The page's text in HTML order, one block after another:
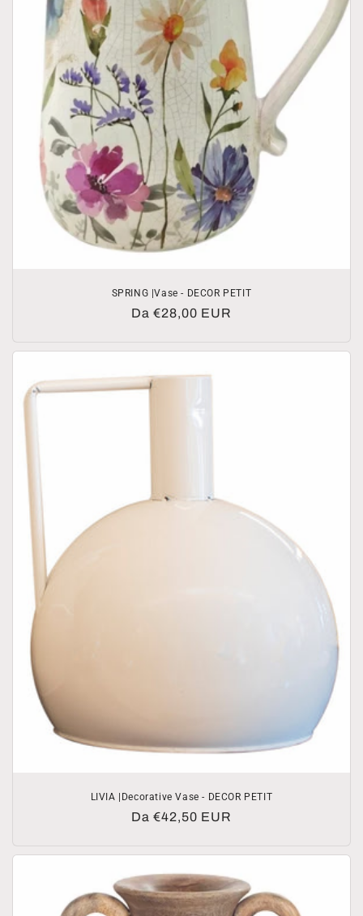
SPRING |Vase - DECOR PETIT
Prezzo
listino
Da €28,00 EUR
LIVIA |Decorative Vase - DECOR PETIT
Prezzo
listino
Da €42,50 EUR